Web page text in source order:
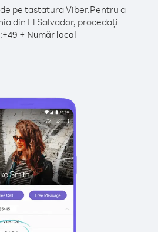
pe tastatura Viber.Pentru a
din El Salvador, procedați
+49 + Număr local